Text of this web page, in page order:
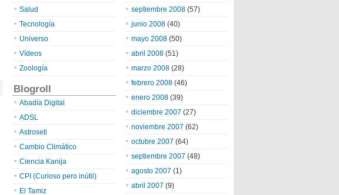
septiembre 2008 (57)
junio 2008 (40)
mayo 2008 (50)
abril 2008 (51)
marzo 2008 (28)
febrero 2008 (46)
enero 2008 (39)
diciembre 2007 (27)
noviembre 2007 (62)
octubre 2007 (64)
septiembre 2007 (48)
agosto 2007 (1)
abril 2007 (9)
Salud
Tecnología
Universo
Vídeos
Zoología
Blogroll
Abadía Digital
ADSL
Astroseti
Cambio Climático
Ciencia Kanija
CPI (Curioso pero inútil)
El Tamiz